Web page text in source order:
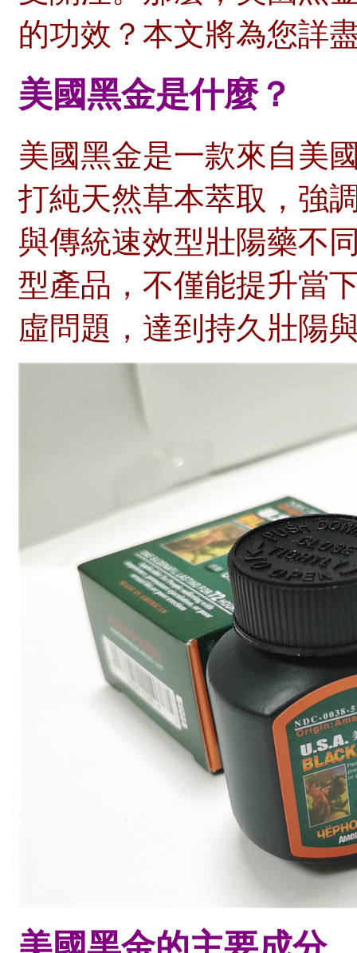
的功效？本文將為您詳
美國黑金是什麼？
美國黑金是一款來自美
打純天然草本萃取，強
與傳統速效型壯陽藥不
型產品，不僅能提升當
虛問題，達到持久壯陽